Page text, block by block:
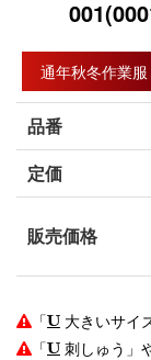
通年秋冬作業服
品番
定価
販売価格
「
大きいサイ
「
刺しゅう」